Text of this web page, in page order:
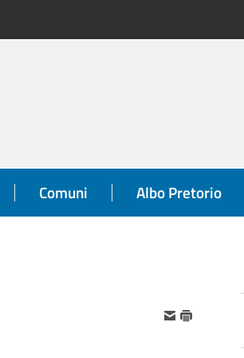
Comuni Albo Pretorio